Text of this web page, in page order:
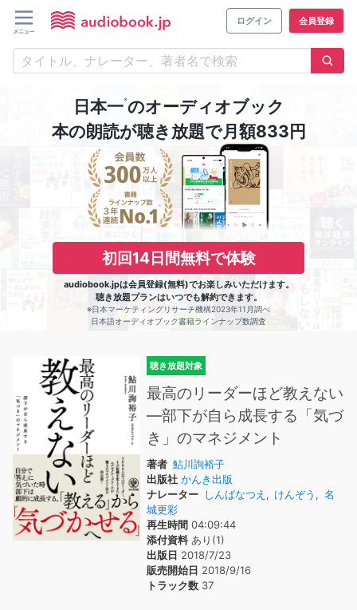
ログイン 会員登録
日本一※のオーディオブック
本の朗読が聴き放題で月額833円
初回14日間無料で体験
audiobook.jpは会員登録(無料)でお楽しみいただけます。
聴き放題プランはいつでも解約できます。
※日本マーケティングリサーチ機構2023年11月調べ
日本語オーディオブック書籍ラインナップ数調査
聴き放題対象
最高のリーダーほど教えない
―部下が自ら成長する「気づ
き」のマネジメント
著者 鮎川詢裕子
出版社 かんき出版
ナレーター しんばなつえ , けんぞう , 名
城更彩
再生時間 04:09:44
添付資料あり(1)
出版日 2018/7/23
販売開始日 2018/9/16
トラック数 37